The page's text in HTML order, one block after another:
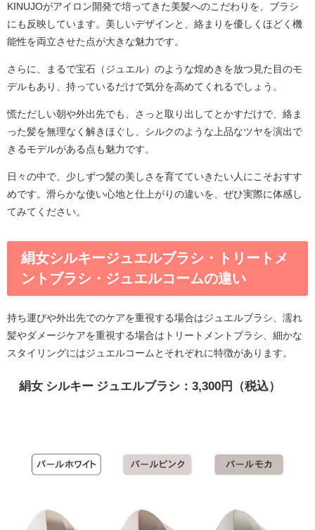
KINUJOがアイロン開発で培ってきた美髪へのこだわりを、ブラシ
にも反映しています。美しいデザインと、絡まりを優しくほどく機
能性を両立させた点が大きな魅力です。
さらに、まるで宝石（ジュエル）のような煌めきを放つ見た目のモ
デルもあり、持っているだけで気分を高めてくれるでしょう。
慌ただしい朝や外出先でも、さっと取り出してとかすだけで、絡ま
った髪を無理なく解きほぐし、シルクのような上品なツヤを演出で
きるモデルがある点も魅力です。
日々の中で、少しずつ髪の美しさを育てていきたい人にこそおすす
めです。滑らかな使い心地と仕上がりの違いを、ぜひ実際に体感し
てみてください。
絹女シルキージュエルブラシ・トリートメ
ントブラシ・ジュエルコームの違い
持ち運びや外出先でのケアを重視する場合はジュエルブラシ、濡れ
髪やダメージケアを重視する場合はトリートメントブラシ、細かな
スタイリングにはジュエルコームとそれぞれに特徴があります。
絹女 シルキー ジュエルブラシ：3,300円（税込）